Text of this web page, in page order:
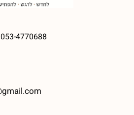
053-4770688